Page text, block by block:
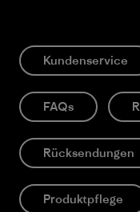
Kundenservice
FAQs
Rücksendungen
Produktpflege